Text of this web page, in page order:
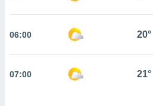
como
06:00 20°
07:00 21°